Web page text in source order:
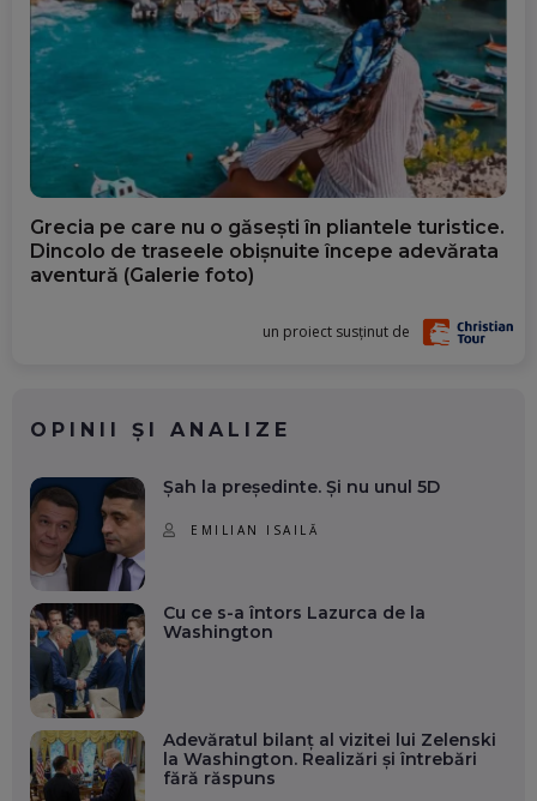
Grecia pe care nu o găsești în pliantele turistice.
Dincolo de traseele obișnuite începe adevărata
aventură (Galerie foto)
un proiect susținut de
OPINII ȘI ANALIZE
Șah la președinte. Și nu unul 5D
EMILIAN ISAILĂ
Cu ce s-a întors Lazurca de la
Washington
Adevăratul bilanț al vizitei lui Zelenski
la Washington. Realizări și întrebări
fără răspuns